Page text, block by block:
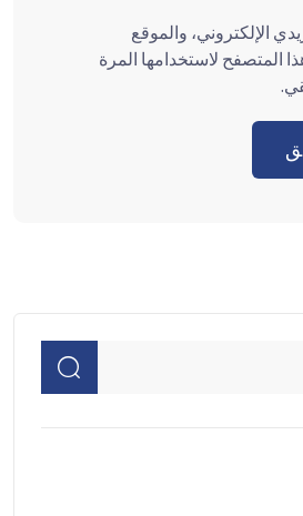
الإلكتروني، والموقع
المتصفح لاستخدامها المرة